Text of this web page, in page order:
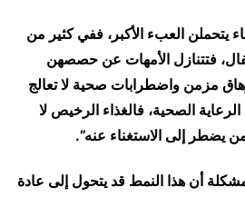
يتحملن العبء الأكبر، ففي كثير من
فتتنازل الأمهات عن حصصهن
مزمن واضطرابات صحية لا تعالج
الصحية، فالغذاء الرخيص لا
يضطر إلى الاستغناء عنه”.
أن هذا النمط قد يتحول إلى عادة